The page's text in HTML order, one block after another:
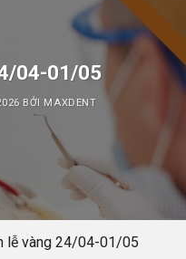
04-01/05
BỞI MAXDENT
lễ vàng 24/04-01/05